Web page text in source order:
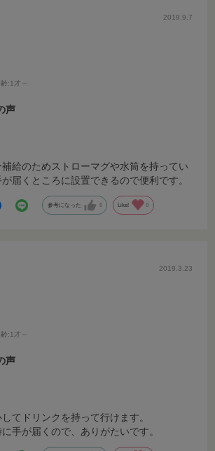
2019.9.7
:1才～
声
給のためストローマグや水筒を持ってい
届くところに設置できるので便利です。
参考になった 0 Like! 0
2019.3.23
:1才～
声
てドリンクを持って行けます。
手が届くので、ありがたいです。